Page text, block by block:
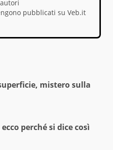
pubblicati su Veb.it
mistero sulla
perché si dice così